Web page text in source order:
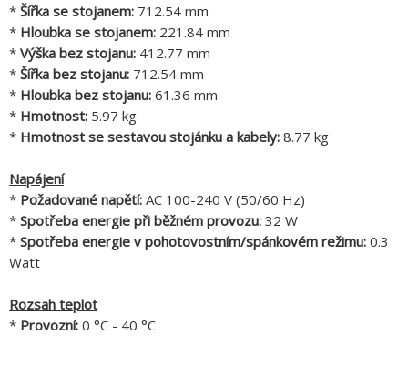
* Šířka se stojanem: 712.54 mm
* Hloubka se stojanem: 221.84 mm
* Výška bez stojanu: 412.77 mm
* Šířka bez stojanu: 712.54 mm
* Hloubka bez stojanu: 61.36 mm
* Hmotnost: 5.97 kg
* Hmotnost se sestavou stojánku a kabely: 8.77 kg
Napájení
* Požadované napětí: AC 100-240 V (50/60 Hz)
* Spotřeba energie při běžném provozu: 32 W
* Spotřeba energie v pohotovostním/spánkovém režimu: 0.3
Watt
Rozsah teplot
* Provozní: 0 °C - 40 °C